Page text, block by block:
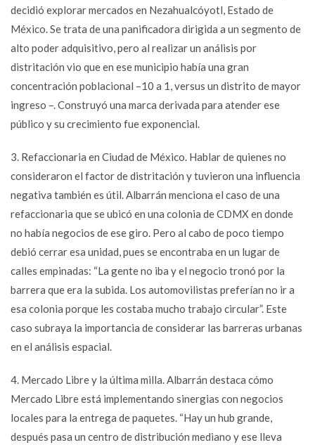
decidió explorar mercados en Nezahualcóyotl, Estado de
México. Se trata de una panificadora dirigida a un segmento de
alto poder adquisitivo, pero al realizar un análisis por
distritación vio que en ese municipio había una gran
concentración poblacional –10 a 1, versus un distrito de mayor
ingreso –. Construyó una marca derivada para atender ese
público y su crecimiento fue exponencial.
3. Refaccionaria en Ciudad de México. Hablar de quienes no
consideraron el factor de distritación y tuvieron una influencia
negativa también es útil. Albarrán menciona el caso de una
refaccionaria que se ubicó en una colonia de CDMX en donde
no había negocios de ese giro. Pero al cabo de poco tiempo
debió cerrar esa unidad, pues se encontraba en un lugar de
calles empinadas: “La gente no iba y el negocio tronó por la
barrera que era la subida. Los automovilistas preferían no ir a
esa colonia porque les costaba mucho trabajo circular”. Este
caso subraya la importancia de considerar las barreras urbanas
en el análisis espacial.
4. Mercado Libre y la última milla. Albarrán destaca cómo
Mercado Libre está implementando sinergias con negocios
locales para la entrega de paquetes. “Hay un hub grande,
después pasa un centro de distribución mediano y ese lleva